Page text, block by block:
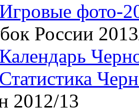
Игровые фото-
России
Календарь
Статистика
2012/13